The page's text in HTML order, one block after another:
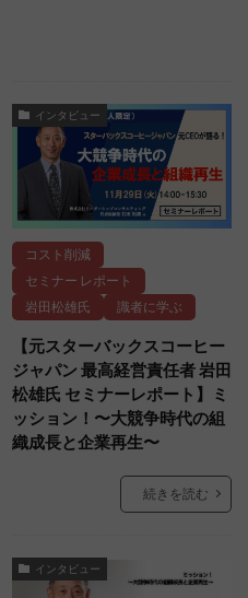
インタビュー
コスト削減
セミナー レポート
岩田松雄氏
識者に学ぶ
【元スターバックスコーヒー
ジャパン 最高経営責任者 岩田
松雄氏 セミナーレポート】ミ
ッション！〜大競争時代の組
織成長と企業再生〜
続きを読む
インタビュー